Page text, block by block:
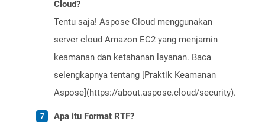
Cloud?
Tentu saja! Aspose Cloud menggunakan
server cloud Amazon EC2 yang menjamin
keamanan dan ketahanan layanan. Baca
selengkapnya tentang [Praktik Keamanan
Aspose](https://about.aspose.cloud/security).
Apa itu Format RTF?